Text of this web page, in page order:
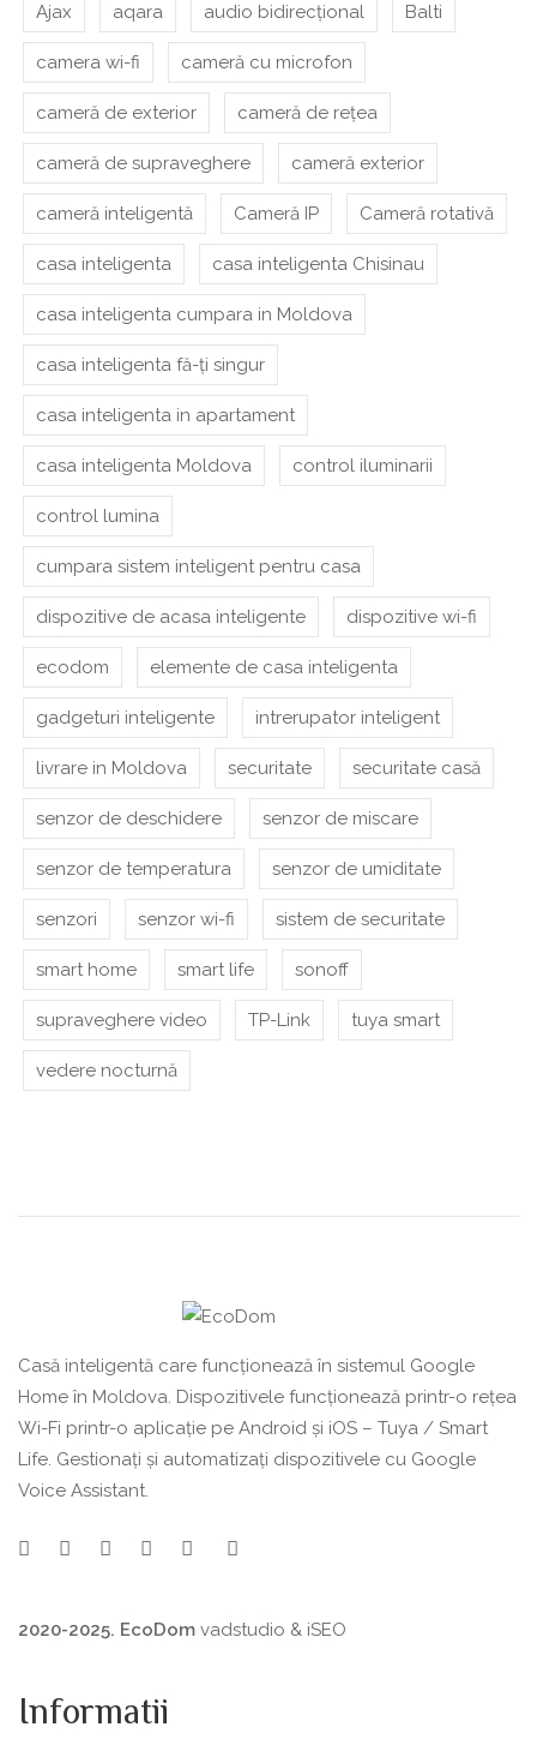
Ajax aqara audio bidirecțional Balti
camera wi-fi cameră cu microfon
cameră de exterior cameră de rețea
cameră de supraveghere cameră exterior
cameră inteligentă Cameră IP Cameră rotativă
casa inteligenta casa inteligenta Chisinau
casa inteligenta cumpara in Moldova
casa inteligenta fă-ți singur
casa inteligenta in apartament
casa inteligenta Moldova control iluminarii
control lumina
cumpara sistem inteligent pentru casa
dispozitive de acasa inteligente dispozitive wi-fi
ecodom elemente de casa inteligenta
gadgeturi inteligente intrerupator inteligent
livrare in Moldova securitate securitate casă
senzor de deschidere senzor de miscare
senzor de temperatura senzor de umiditate
senzori senzor wi-fi sistem de securitate
smart home smart life sonoff
supraveghere video TP-Link tuya smart
vedere nocturnă
Casă inteligentă care funcționează în sistemul Google
Home în Moldova. Dispozitivele funcționează printr-o rețea
Wi-Fi printr-o aplicație pe Android și iOS – Tuya / Smart
Life. Gestionați și automatizați dispozitivele cu Google
Voice Assistant.
2020-2025. EcoDom vadstudio & iSEO
Informatii